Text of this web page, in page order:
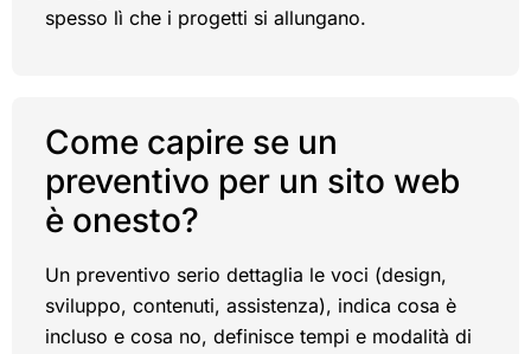
spesso lì che i progetti si allungano.
Come capire se un
preventivo per un sito web
è onesto?
Un preventivo serio dettaglia le voci (design,
sviluppo, contenuti, assistenza), indica cosa è
incluso e cosa no, definisce tempi e modalità di